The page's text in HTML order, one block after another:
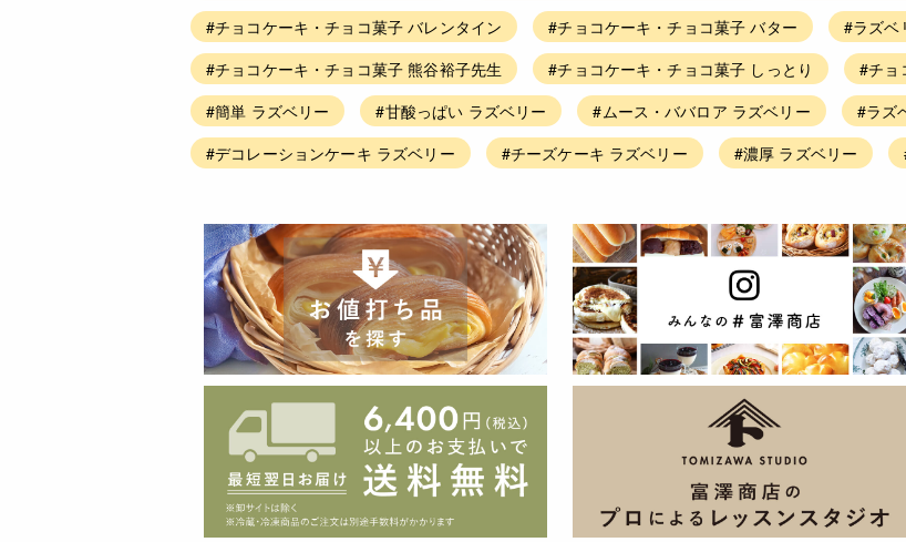
#チョコケーキ・チョコ菓子 バレンタイン
#チョコケーキ・チョコ菓子 バター
#ラズベ
#チョコケーキ・チョコ菓子 熊谷裕子先生
#チョコケーキ・チョコ菓子 しっとり
#チョ
#簡単 ラズベリー
#甘酸っぱい ラズベリー #ムース・ババロア ラズベリー
#ラズ
#デコレーションケーキ ラズベリー
#チーズケーキ ラズベリー #濃厚 ラズベリー